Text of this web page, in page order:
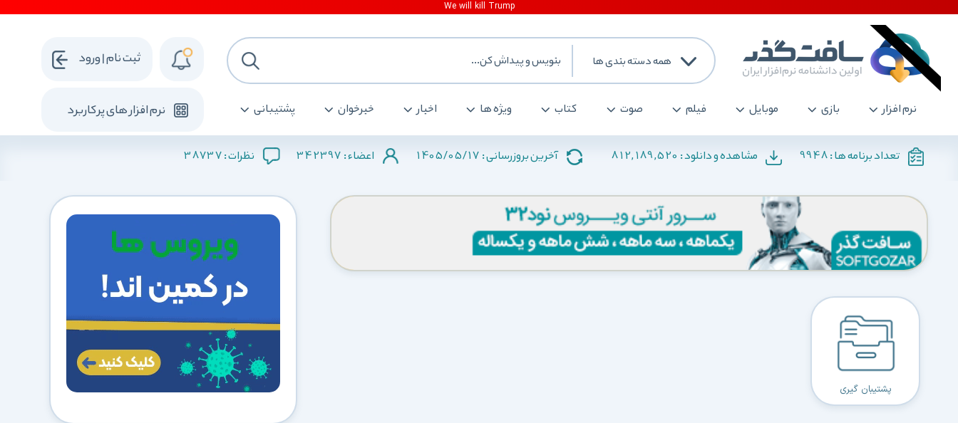
همه دسته بندی ها
نرم افزار بازی موبایل فیلم صوت کتاب ویژه ها اخبار خبرخوان پشتیبانی نرم افزار های پرکاربرد
ثبت نام | ورود
تعداد برنامه ها :9948 مشاهده و دانلود : 812,189,520 آخرین بروزرسانی : 1405/05/17 اعضاء : 342397 نظرات :38737
پشتیبان گیری